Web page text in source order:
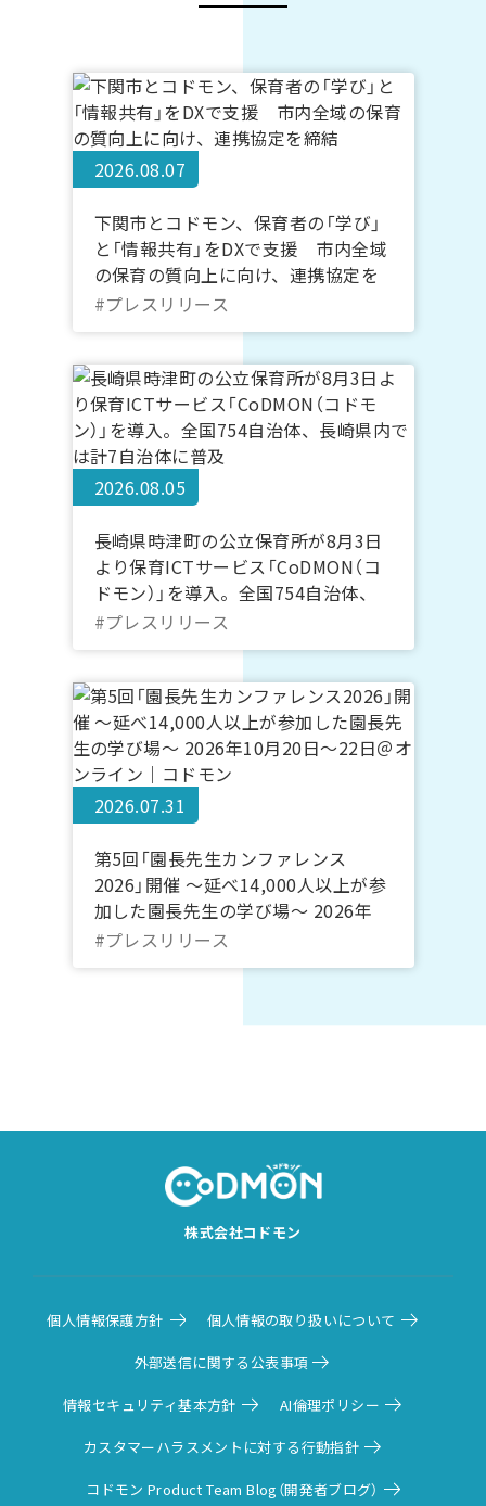
2026.08.07
下関市とコドモン、保育者の「学び」
と「情報共有」をDXで支援 市内全域
の保育の質向上に向け、連携協定を
締結
#プレスリリース
2026.08.05
長崎県時津町の公立保育所が8月3日
より保育ICTサービス「CoDMON（コ
ドモン）」を導入。全国754自治体、
長崎県内では計7自治体に普及
#プレスリリース
2026.07.31
第5回「園長先生カンファレンス
2026」開催 ～延べ14,000人以上が参
加した園長先生の学び場～ 2026年
10月20日～22日＠オンライン｜コド
#プレスリリース
株式会社コドモン
個人情報保護方針 個人情報の取り扱いについて
外部送信に関する公表事項
情報セキュリティ基本方針 AI倫理ポリシー
カスタマーハラスメントに対する行動指針
コドモン Product Team Blog（開発者ブログ）